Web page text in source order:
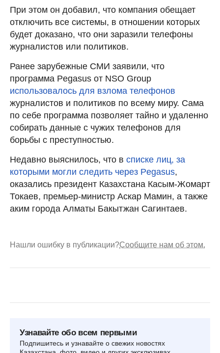
При этом он добавил, что компания обещает
отключить все системы, в отношении которых
будет доказано, что они заразили телефоны
журналистов или политиков.
Ранее зарубежные СМИ заявили, что
программа Pegasus от NSO Group
использовалось для взлома телефонов
журналистов и политиков по всему миру. Сама
по себе программа позволяет тайно и удаленно
собирать данные с чужих телефонов для
борьбы с преступностью.
Недавно выяснилось, что в списке лиц, за
которыми могли следить через Pegasus,
оказались президент Казахстана Касым-Жомарт
Токаев, премьер-министр Аскар Мамин, а также
аким города Алматы Бакытжан Сагинтаев.
Нашли ошибку в публикации?Сообщите нам об этом.
Узнавайте обо всем первыми
Подпишитесь и узнавайте о свежих новостях